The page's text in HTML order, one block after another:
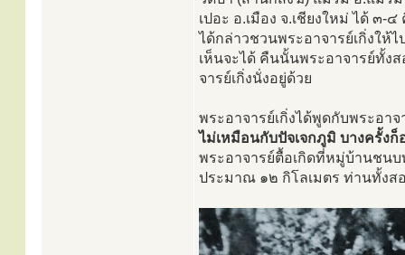
เปอะ อ.เมือง จ.เชียงใหม่ ได้ ๓
ได้กล่าวชวนพระอาจารย์เกิ่งให้
เห็นจะได้ คืนนั้นพระอาจารย์ทั้ง
จารย์เกิ่งนั่งอยู่ด้วย
พระอาจารย์เกิ่งได้พูดกับพระอ
ไม่เหมือนกับปัจเจกภูมิ บางครั้ง
พระอาจารย์ตื้อเกิดที่หมู่บ้านชน
ประมาณ ๑๒ กิโลเมตร ท่านทั้งส